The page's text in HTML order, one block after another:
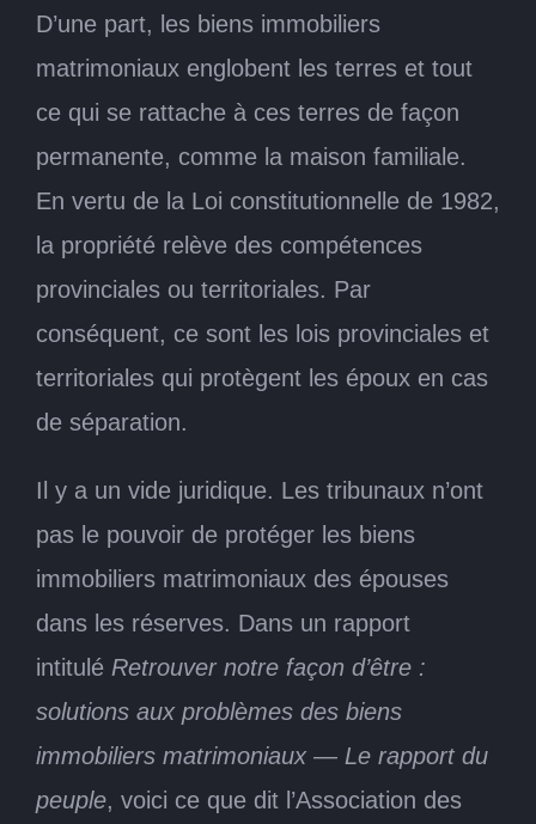
D’une part, les biens immobiliers
matrimoniaux englobent les terres et tout
ce qui se rattache à ces terres de façon
permanente, comme la maison familiale.
En vertu de la Loi constitutionnelle de 1982,
la propriété relève des compétences
provinciales ou territoriales. Par
conséquent, ce sont les lois provinciales et
territoriales qui protègent les époux en cas
de séparation.
Il y a un vide juridique. Les tribunaux n’ont
pas le pouvoir de protéger les biens
immobiliers matrimoniaux des épouses
dans les réserves. Dans un rapport
intitulé Retrouver notre façon d’être :
solutions aux problèmes des biens
immobiliers matrimoniaux — Le rapport du
peuple, voici ce que dit l’Association des